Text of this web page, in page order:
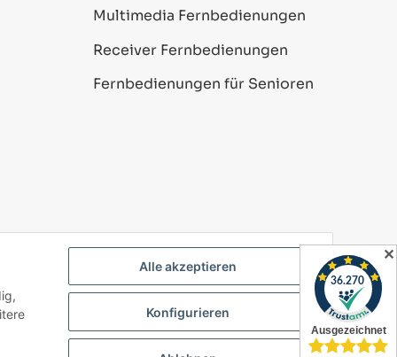
Multimedia Fernbedienungen
Receiver Fernbedienungen
Fernbedienungen für Senioren
Alle akzeptieren
Konfigurieren
✕